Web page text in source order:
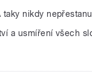
taky nikdy
a usmíření všech